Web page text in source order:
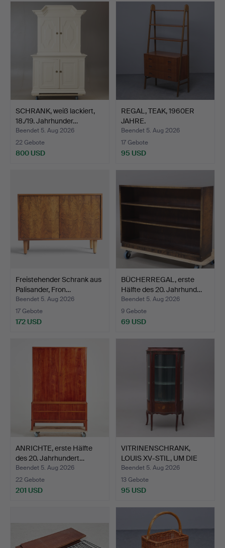
SCHRANK, weiß lackiert,
18./19. Jahrhunder…
Beendet 5. Aug 2026
22 Gebote
800 USD
REGAL, TEAK, 1960ER
JAHRE.
Beendet 5. Aug 2026
17 Gebote
95 USD
Freistehender Schrank aus
Palisander, Fron…
Beendet 5. Aug 2026
17 Gebote
172 USD
BÜCHERREGAL, erste
Hälfte des 20. Jahrhund…
Beendet 5. Aug 2026
9 Gebote
69 USD
ANRICHTE, erste Hälfte
des 20. Jahrhundert…
Beendet 5. Aug 2026
22 Gebote
201 USD
VITRINENSCHRANK,
LOUIS XV-STIL, UM DIE
MIT…
Beendet 5. Aug 2026
13 Gebote
95 USD